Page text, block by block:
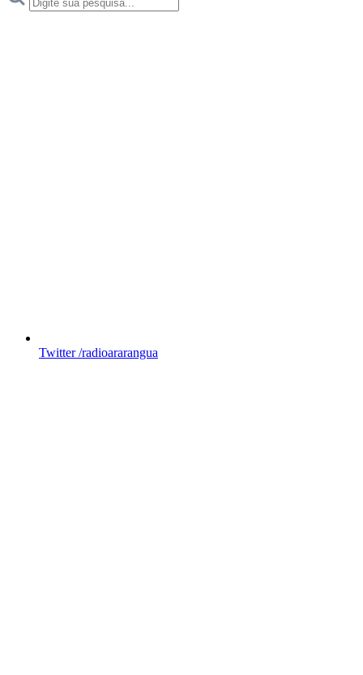
Twitter /radioararangua